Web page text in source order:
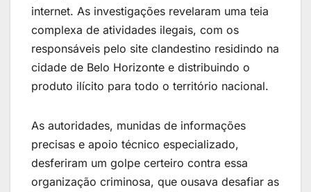
internet. As investigações revelaram uma teia
complexa de atividades ilegais, com os
responsáveis pelo site clandestino residindo na
cidade de Belo Horizonte e distribuindo o
produto ilícito para todo o território nacional.
As autoridades, munidas de informações
precisas e apoio técnico especializado,
desferiram um golpe certeiro contra essa
organização criminosa, que ousava desafiar as